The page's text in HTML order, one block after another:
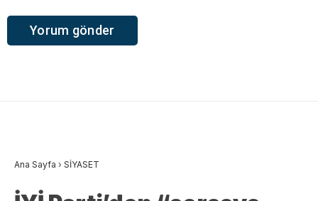
Ana Sayfa › SİYASET